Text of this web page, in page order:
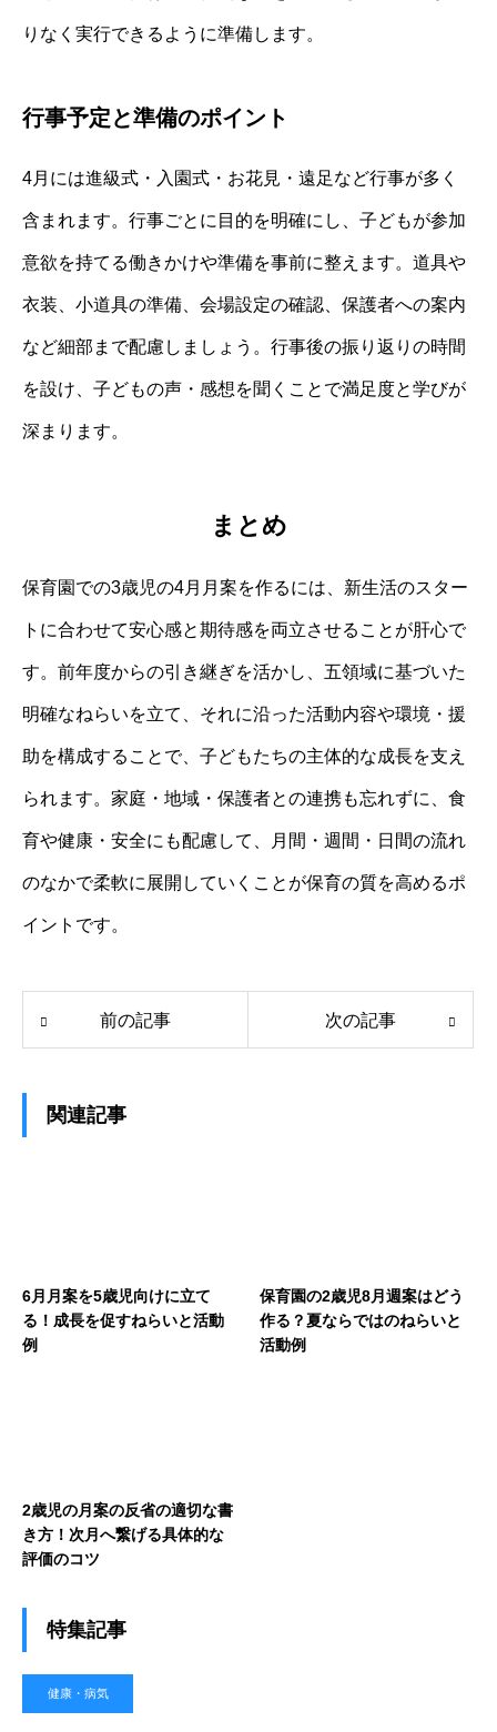
りなく実行できるように準備します。
行事予定と準備のポイント
4月には進級式・入園式・お花見・遠足など行事が多く
含まれます。行事ごとに目的を明確にし、子どもが参加
意欲を持てる働きかけや準備を事前に整えます。道具や
衣装、小道具の準備、会場設定の確認、保護者への案内
など細部まで配慮しましょう。行事後の振り返りの時間
を設け、子どもの声・感想を聞くことで満足度と学びが
深まります。
まとめ
保育園での3歳児の4月月案を作るには、新生活のスター
トに合わせて安心感と期待感を両立させることが肝心で
す。前年度からの引き継ぎを活かし、五領域に基づいた
明確なねらいを立て、それに沿った活動内容や環境・援
助を構成することで、子どもたちの主体的な成長を支え
られます。家庭・地域・保護者との連携も忘れずに、食
育や健康・安全にも配慮して、月間・週間・日間の流れ
のなかで柔軟に展開していくことが保育の質を高めるポ
イントです。
前の記事 次の記事
関連記事
6月月案を5歳児向けに立て
る！成長を促すねらいと活動
例
保育園の2歳児8月週案はどう
作る？夏ならではのねらいと
活動例
2歳児の月案の反省の適切な書
き方！次月へ繋げる具体的な
評価のコツ
特集記事
健康・病気